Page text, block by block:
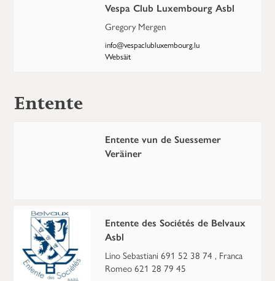
Vespa Club Luxembourg Asbl
Gregory Mergen
info@vespaclubluxembourg.lu
Websäit
Entente
Entente vun de Suessemer
Veräiner
Entente des Sociétés de Belvaux
Asbl
Lino Sebastiani 691 52 38 74 , Franca
Romeo 621 28 79 45